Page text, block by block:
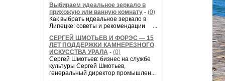
Выбираем идеальное зеркало в
прихожую или ванную комнату - (0)
Как выбрать идеальное зеркало в
Липецке: советы и рекомендации ...
СЕРГЕЙ ШМОТЬЕВ И ФОРЭС — 15
ЛЕТ ПОДДЕРЖКИ КАМНЕРЕЗНОГО
ИСКУССТВА УРАЛА - (0)
Сергей Шмотьев: бизнес на службе
культуры Сергей Шмотьев,
генеральный директор промышлен...